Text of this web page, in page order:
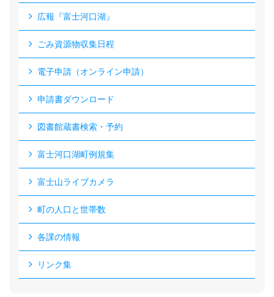
広報『富士河口湖』
ごみ資源物収集日程
電子申請（オンライン申請）
申請書ダウンロード
図書館蔵書検索・予約
富士河口湖町例規集
富士山ライブカメラ
町の人口と世帯数
各課の情報
リンク集